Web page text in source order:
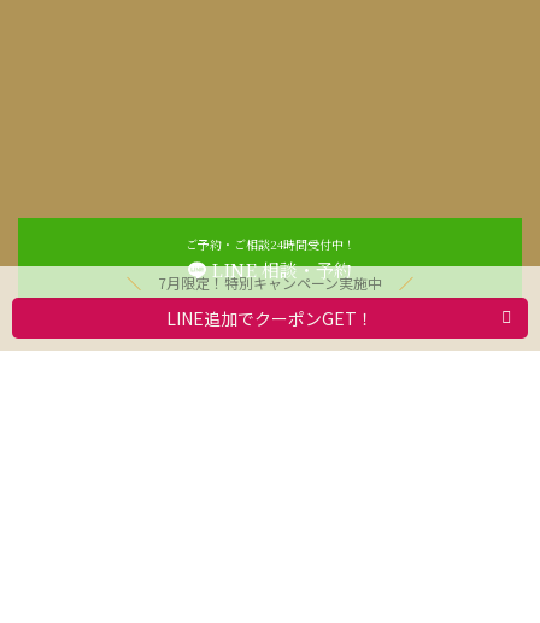
ご予約・ご相談24時間受付中！
LINE 相談・予約
7月限定！特別キャンペーン実施中
LINE追加でクーポンGET！